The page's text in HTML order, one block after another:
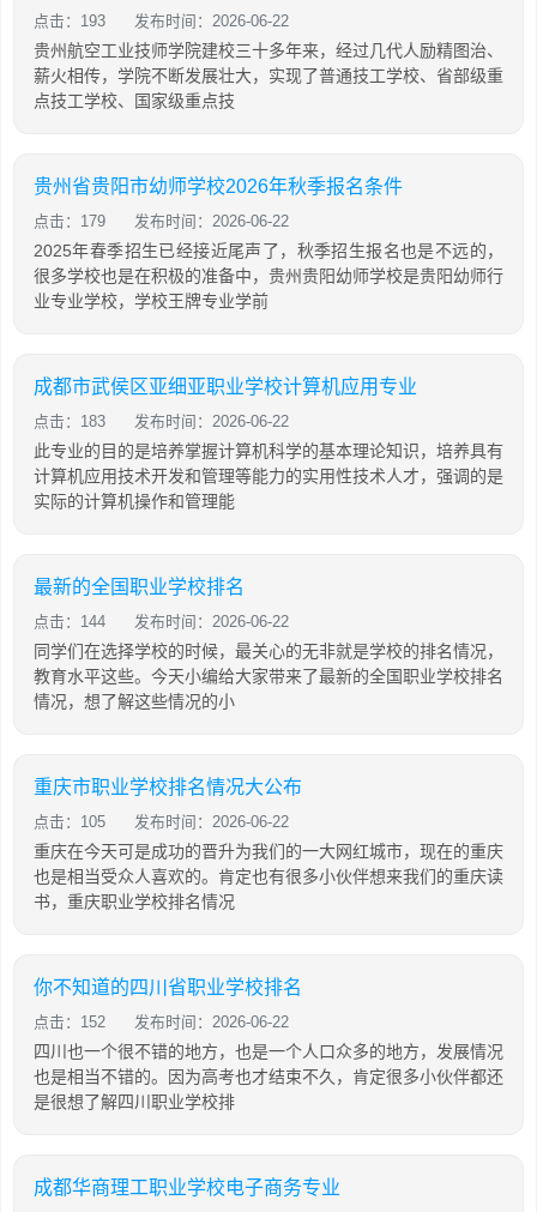
点击：193 发布时间：2026-06-22
贵州航空工业技师学院建校三十多年来，经过几代人励精图治、
薪火相传，学院不断发展壮大，实现了普通技工学校、省部级重
点技工学校、国家级重点技
贵州省贵阳市幼师学校2026年秋季报名条件
点击：179 发布时间：2026-06-22
2025年春季招生已经接近尾声了，秋季招生报名也是不远的，
很多学校也是在积极的准备中，贵州贵阳幼师学校是贵阳幼师行
业专业学校，学校王牌专业学前
成都市武侯区亚细亚职业学校计算机应用专业
点击：183 发布时间：2026-06-22
此专业的目的是培养掌握计算机科学的基本理论知识，培养具有
计算机应用技术开发和管理等能力的实用性技术人才，强调的是
实际的计算机操作和管理能
最新的全国职业学校排名
点击：144 发布时间：2026-06-22
同学们在选择学校的时候，最关心的无非就是学校的排名情况，
教育水平这些。今天小编给大家带来了最新的全国职业学校排名
情况，想了解这些情况的小
重庆市职业学校排名情况大公布
点击：105 发布时间：2026-06-22
重庆在今天可是成功的晋升为我们的一大网红城市，现在的重庆
也是相当受众人喜欢的。肯定也有很多小伙伴想来我们的重庆读
书，重庆职业学校排名情况
你不知道的四川省职业学校排名
点击：152 发布时间：2026-06-22
四川也一个很不错的地方，也是一个人口众多的地方，发展情况
也是相当不错的。因为高考也才结束不久，肯定很多小伙伴都还
是很想了解四川职业学校排
成都华商理工职业学校电子商务专业